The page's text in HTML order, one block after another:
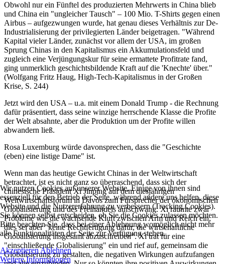
Obwohl nur ein Fünftel des produzierten Mehrwerts in China blieb
und China ein "ungleicher Tausch" – 100 Mio. T-Shirts gegen einen
Airbus – aufgezwungen wurde, hat genau dieses Verhältnis zur De-
Industrialisierung der privilegierten Länder beigetragen. "Während
Kapital vieler Länder, zunächst vor allem der USA, im großen
Sprung Chinas in den Kapitalismus ein Akkumulationsfeld und
zugleich eine Verjüngungskur für seine ermattete Profitrate fand,
ging unmerklich geschichtsbildende Kraft auf die 'Knechte' über."
(Wolfgang Fritz Haug, High-Tech-Kapitalismus in der Großen
Krise, S. 244)
Jetzt wird den USA – u.a. mit einem Donald Trump - die Rechnung
dafür präsentiert, dass seine winzige herrschende Klasse die Profite
der Welt absahnte, aber die Produktion um der Profite willen
abwandern ließ.
Rosa Luxemburg würde davonsprechen, dass die "Geschichte
(eben) eine listige Dame" ist.
Wenn man das heutige Gewicht Chinas in der Weltwirtschaft
betrachtet, ist es nicht ganz so überraschend, dass sich der
chinesische Präsident Xi Jinping auf dem diesjährigen
Weltwirtschaftsforum in Davos zum Fürsprecher der ökonomischen
Globalisierung und des Freihandels aufschwang. Xi räumte zwar
Probleme wie die wachsende Kluft zwischen Arm und Reich ein,
dies sei aber "keine Rechtfertigung dafür, die wirtschaftliche
Globalisierung insgesamt abzuschreiben". Xi trat für eine
"einschließende Globalisierung" ein und rief auf, gemeinsam die
Globalisierung zu gestalten, die negativen Wirkungen aufzufangen
Wir nutzen Cookies auf unserer Website. Einige von ihnen sind
essenziell für den Betrieb der Seite, während andere uns helfen, diese
Website und die Nutzererfahrung zu verbessern (Tracking Cookies).
Sie können selbst entscheiden, ob Sie die Cookies zulassen möchten.
Bitte beachten Sie, dass bei einer Ablehnung womöglich nicht mehr
alle Funktionalitäten der Seite zur Verfügung stehen.
AkzeptierenAblehnen
Weitere Informationen